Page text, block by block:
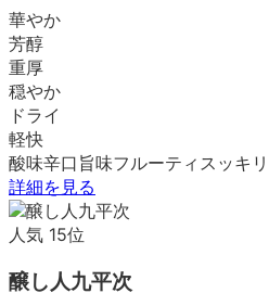
華やか
芳醇
重厚
穏やか
ドライ
軽快
酸味辛口 旨味フルーティ スッキリ
詳細を見る
人気 15位
醸し人九平次